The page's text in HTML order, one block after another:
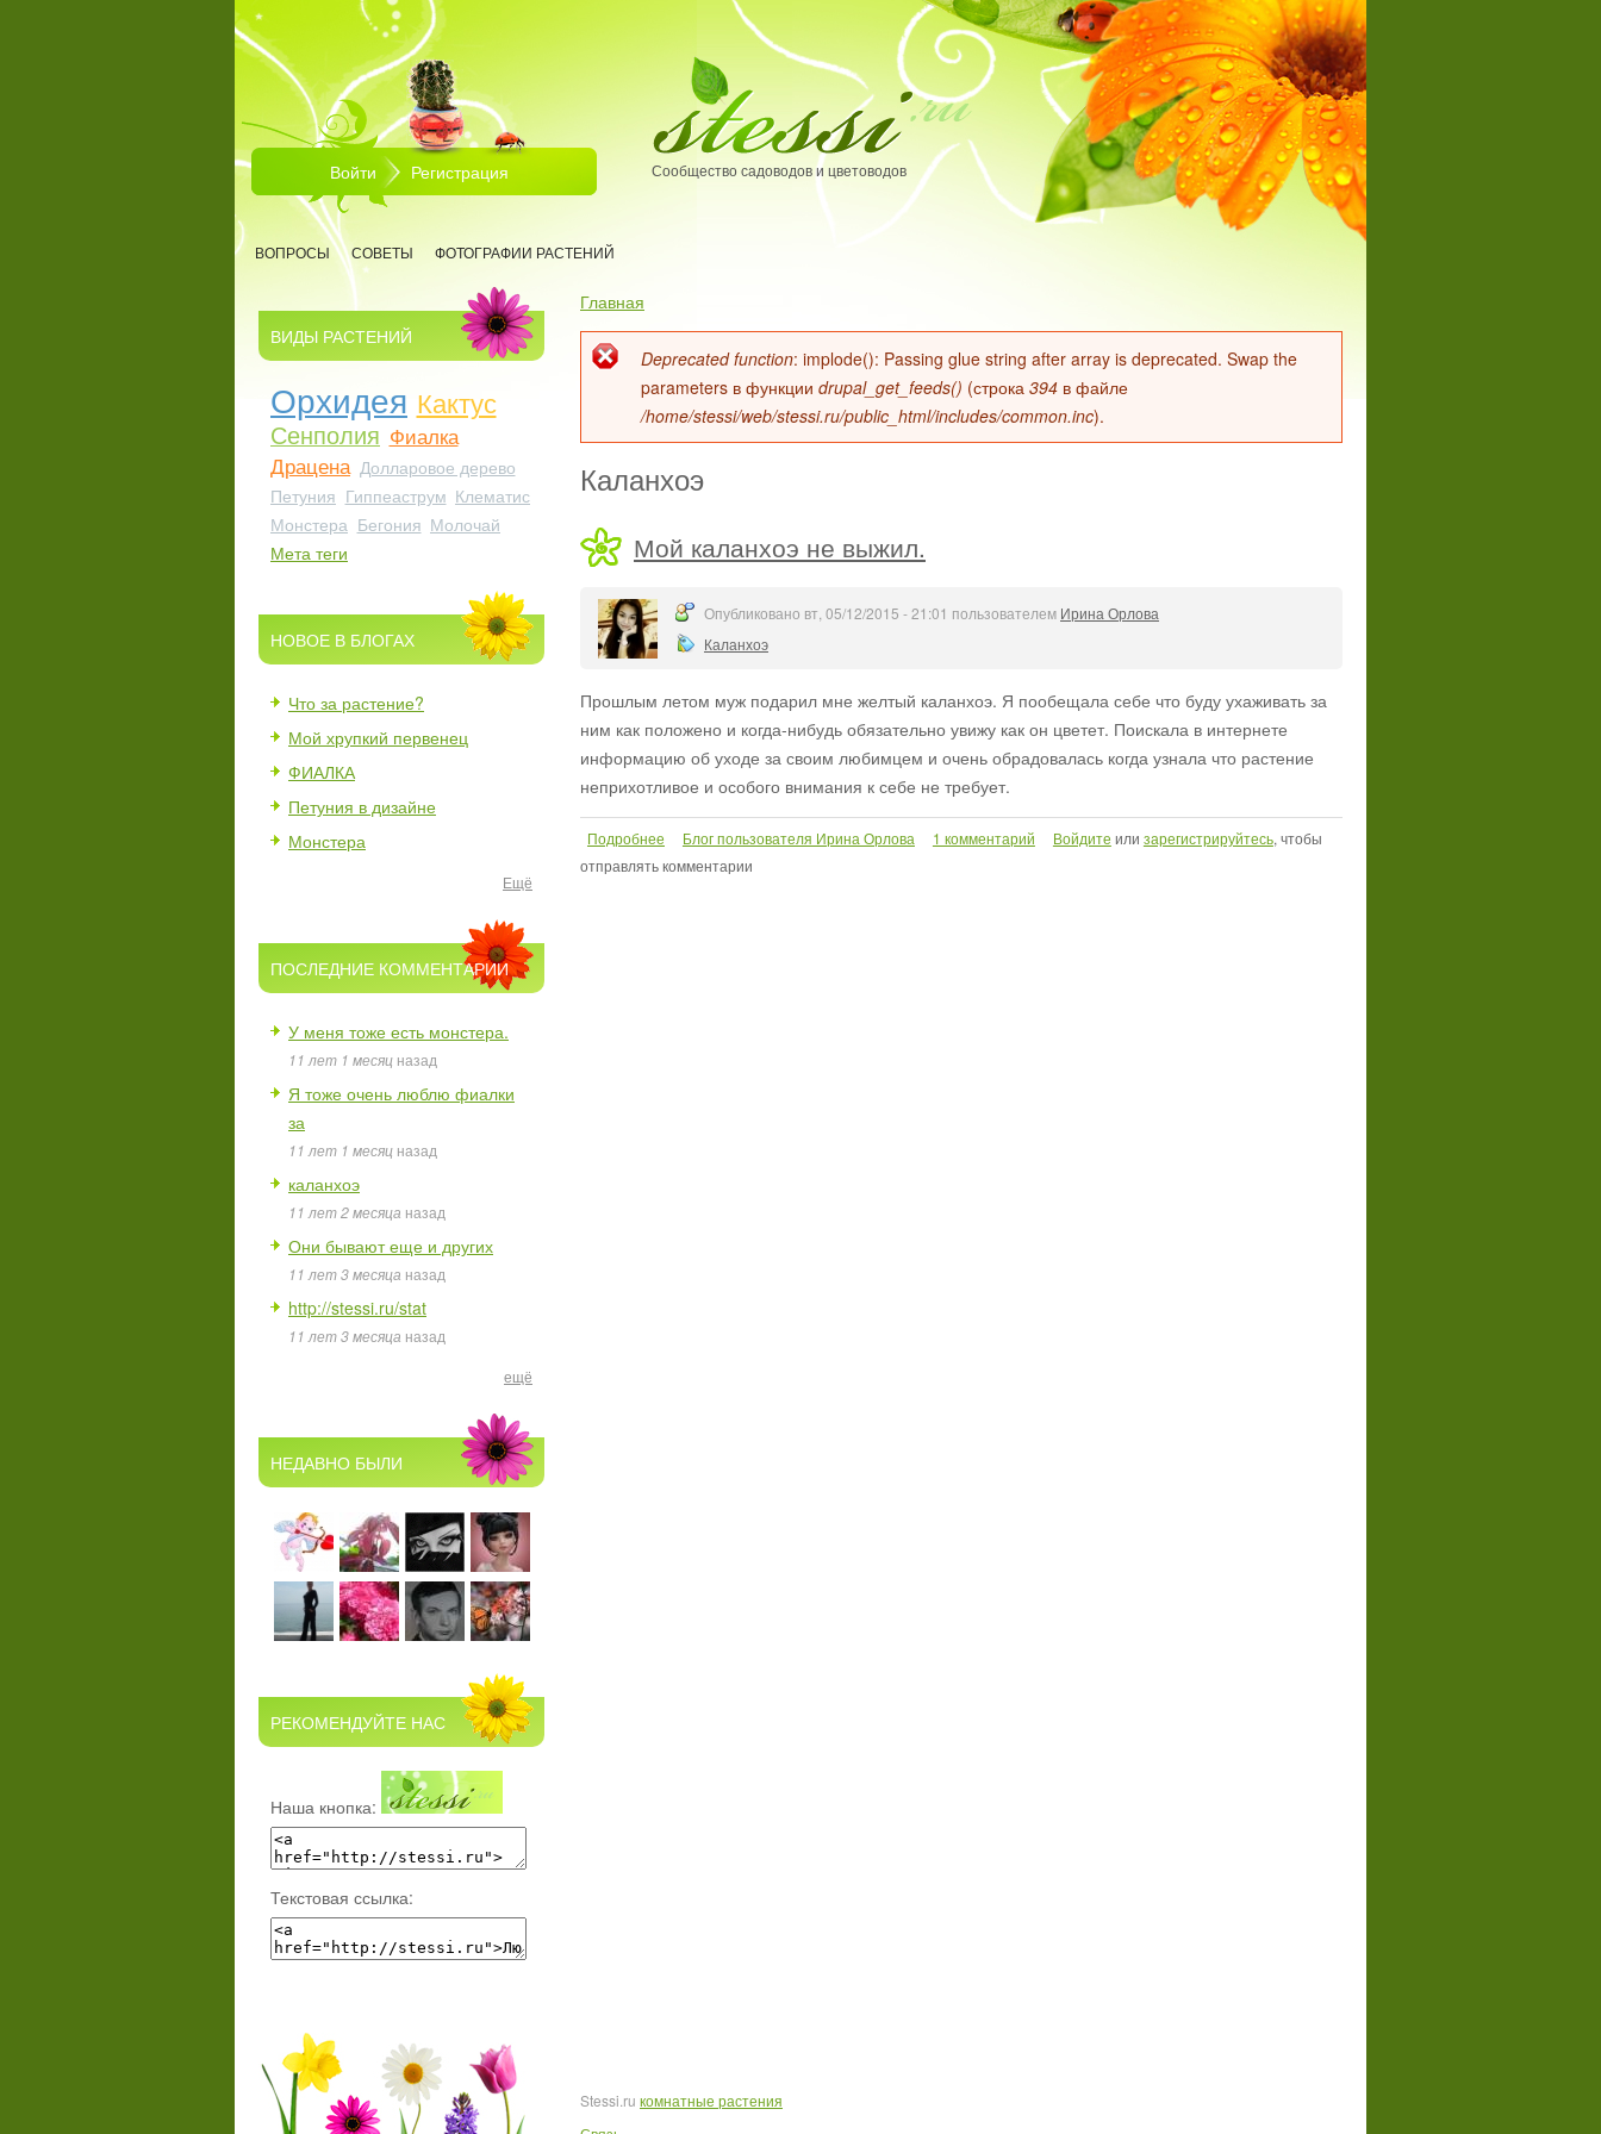
Перейти к основному содержанию
Войти Регистрация Сообщество садоводов и цветоводов
ВОПРОСЫ СОВЕТЫ ФОТОГРАФИИ РАСТЕНИЙ
ВИДЫ РАСТЕНИЙ
Орхидея Кактус
Сенполия Фиалка
Драцена Долларовое дерево
Петуния Гиппеаструм Клематис
Монстера Бегония Молочай
Мета теги
НОВОЕ В БЛОГАХ
Что за растение?
Мой хрупкий первенец
ФИАЛКА
Петуния в дизайне
Монстера
Ещё
ПОСЛЕДНИЕ КОММЕНТАРИИ
У меня тоже есть монстера.
11 лет 1 месяц назад
Я тоже очень люблю фиалки
за
11 лет 1 месяц назад
каланхоэ
11 лет 2 месяца назад
Они бывают еще и других
11 лет 3 месяца назад
http://stessi.ru/stat
11 лет 3 месяца назад
ещё
НЕДАВНО БЫЛИ
РЕКОМЕНДУЙТЕ НАС
Наша кнопка:
Текстовая ссылка:
Вы здесь
Главная
Сообщение об ошибке
Deprecated function: implode(): Passing glue string after array is deprecated. Swap the
parameters в функции drupal_get_feeds() (строка 394 в файле
/home/stessi/web/stessi.ru/public_html/includes/common.inc).
Каланхоэ
Мой каланхоэ не выжил.
Опубликовано вт, 05/12/2015 - 21:01 пользователем Ирина Орлова
Каланхоэ
Прошлым летом муж подарил мне желтый каланхоэ. Я пообещала себе что буду ухаживать за
ним как положено и когда-нибудь обязательно увижу как он цветет. Поискала в интернете
информацию об уходе за своим любимцем и очень обрадовалась когда узнала что растение
неприхотливое и особого внимания к себе не требует.
Подробнее о Мой каланхоэ не выжил.
Блог пользователя Ирина Орлова 1 комментарий Войдите или зарегистрируйтесь, чтобы
отправлять комментарии
Stessi.ru комнатные растения